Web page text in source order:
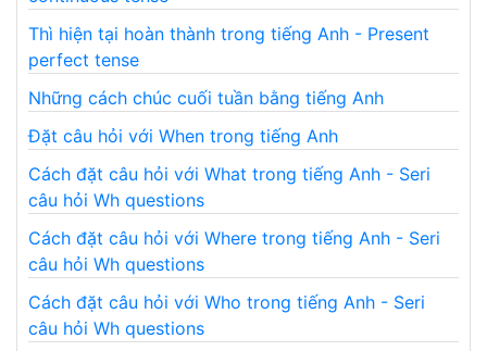
Thì hiện tại hoàn thành trong tiếng Anh - Present
perfect tense
Những cách chúc cuối tuần bằng tiếng Anh
Đặt câu hỏi với When trong tiếng Anh
Cách đặt câu hỏi với What trong tiếng Anh - Seri
câu hỏi Wh questions
Cách đặt câu hỏi với Where trong tiếng Anh - Seri
câu hỏi Wh questions
Cách đặt câu hỏi với Who trong tiếng Anh - Seri
câu hỏi Wh questions